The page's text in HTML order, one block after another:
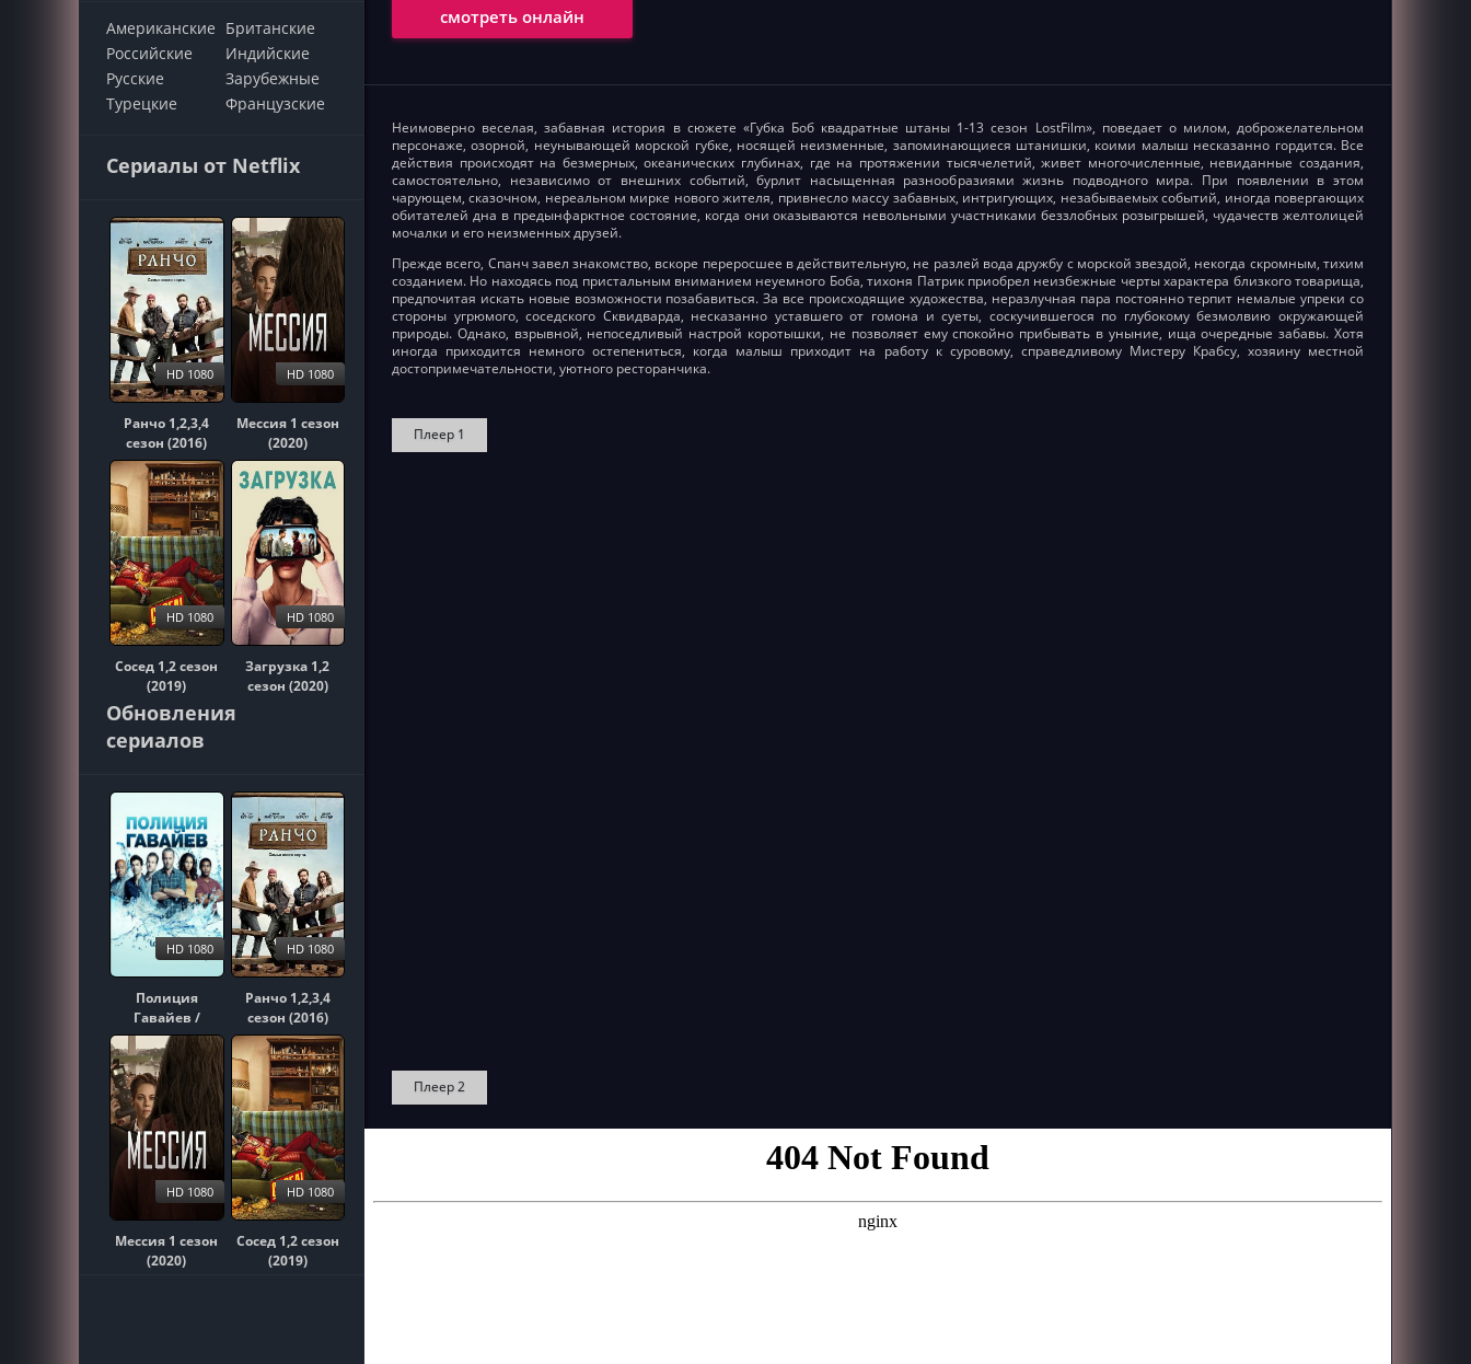
Американские Британские
Российские
Индийские
Русские
Зарубежные
Турецкие
Французские
Сериалы от Netflix
Ранчо 1,2,3,4
сезон (2016)
HD 1080
Мессия 1 сезон
(2020)
HD 1080
Сосед 1,2 сезон
(2019)
HD 1080
Загрузка 1,2
сезон (2020)
HD 1080
Обновления
сериалов
Полиция
Гавайев /
Гавайи 5-0
1,2,3,4,5,6,7,8,9,10
сезон (2010)
HD 1080
Ранчо 1,2,3,4
сезон (2016)
HD 1080
Мессия 1 сезон
(2020)
HD 1080
Сосед 1,2 сезон
(2019)
HD 1080
смотреть онлайн
Неимоверно веселая, забавная история в сюжете «Губка Боб квадратные штаны 1-13 сезон LostFilm», поведает о милом, доброжелательном
персонаже, озорной, неунывающей морской губке, носящей неизменные, запоминающиеся штанишки, коими малыш несказанно гордится. Все
действия происходят на безмерных, океанических глубинах, где на протяжении тысячелетий, живет многочисленные, невиданные создания,
самостоятельно, независимо от внешних событий, бурлит насыщенная разнообразиями жизнь подводного мира. При появлении в этом
чарующем, сказочном, нереальном мирке нового жителя, привнесло массу забавных, интригующих, незабываемых событий, иногда повергающих
обитателей дна в предынфарктное состояние, когда они оказываются невольными участниками беззлобных розыгрышей, чудачеств желтолицей
мочалки и его неизменных друзей.
Прежде всего, Спанч завел знакомство, вскоре переросшее в действительную, не разлей вода дружбу с морской звездой, некогда скромным, тихим
созданием. Но находясь под пристальным вниманием неуемного Боба, тихоня Патрик приобрел неизбежные черты характера близкого товарища,
предпочитая искать новые возможности позабавиться. За все происходящие художества, неразлучная пара постоянно терпит немалые упреки со
стороны угрюмого, соседского Сквидварда, несказанно уставшего от гомона и суеты, соскучившегося по глубокому безмолвию окружающей
природы. Однако, взрывной, непоседливый настрой коротышки, не позволяет ему спокойно прибывать в уныние, ища очередные забавы. Хотя
иногда приходится немного остепениться, когда малыш приходит на работу к суровому, справедливому Мистеру Крабсу, хозяину местной
достопримечательности, уютного ресторанчика.
Плеер 1
Плеер 2